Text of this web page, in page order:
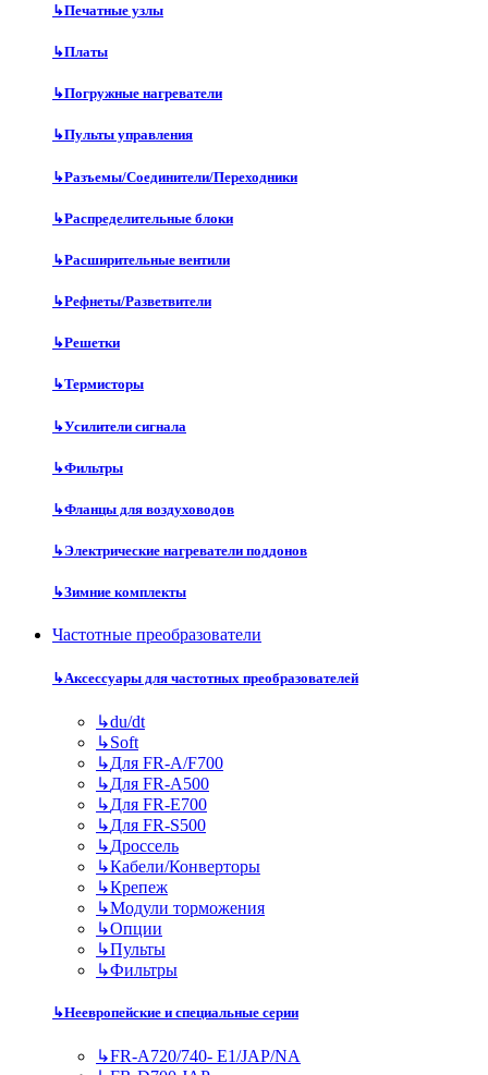
↳Печатные узлы
↳Платы
↳Погружные нагреватели
↳Пульты управления
↳Разъемы/Соединители/Переходники
↳Распределительные блоки
↳Расширительные вентили
↳Рефнеты/Разветвители
↳Решетки
↳Термисторы
↳Усилители сигнала
↳Фильтры
↳Фланцы для воздуховодов
↳Электрические нагреватели поддонов
↳Зимние комплекты
Частотные преобразователи
↳Аксессуары для частотных преобразователей
↳du/dt
↳Soft
↳Для FR-A/F700
↳Для FR-A500
↳Для FR-E700
↳Для FR-S500
↳Дроссель
↳Кабели/Конверторы
↳Крепеж
↳Модули торможения
↳Опции
↳Пульты
↳Фильтры
↳Неевропейские и специальные серии
↳FR-A720/740- E1/JAP/NA